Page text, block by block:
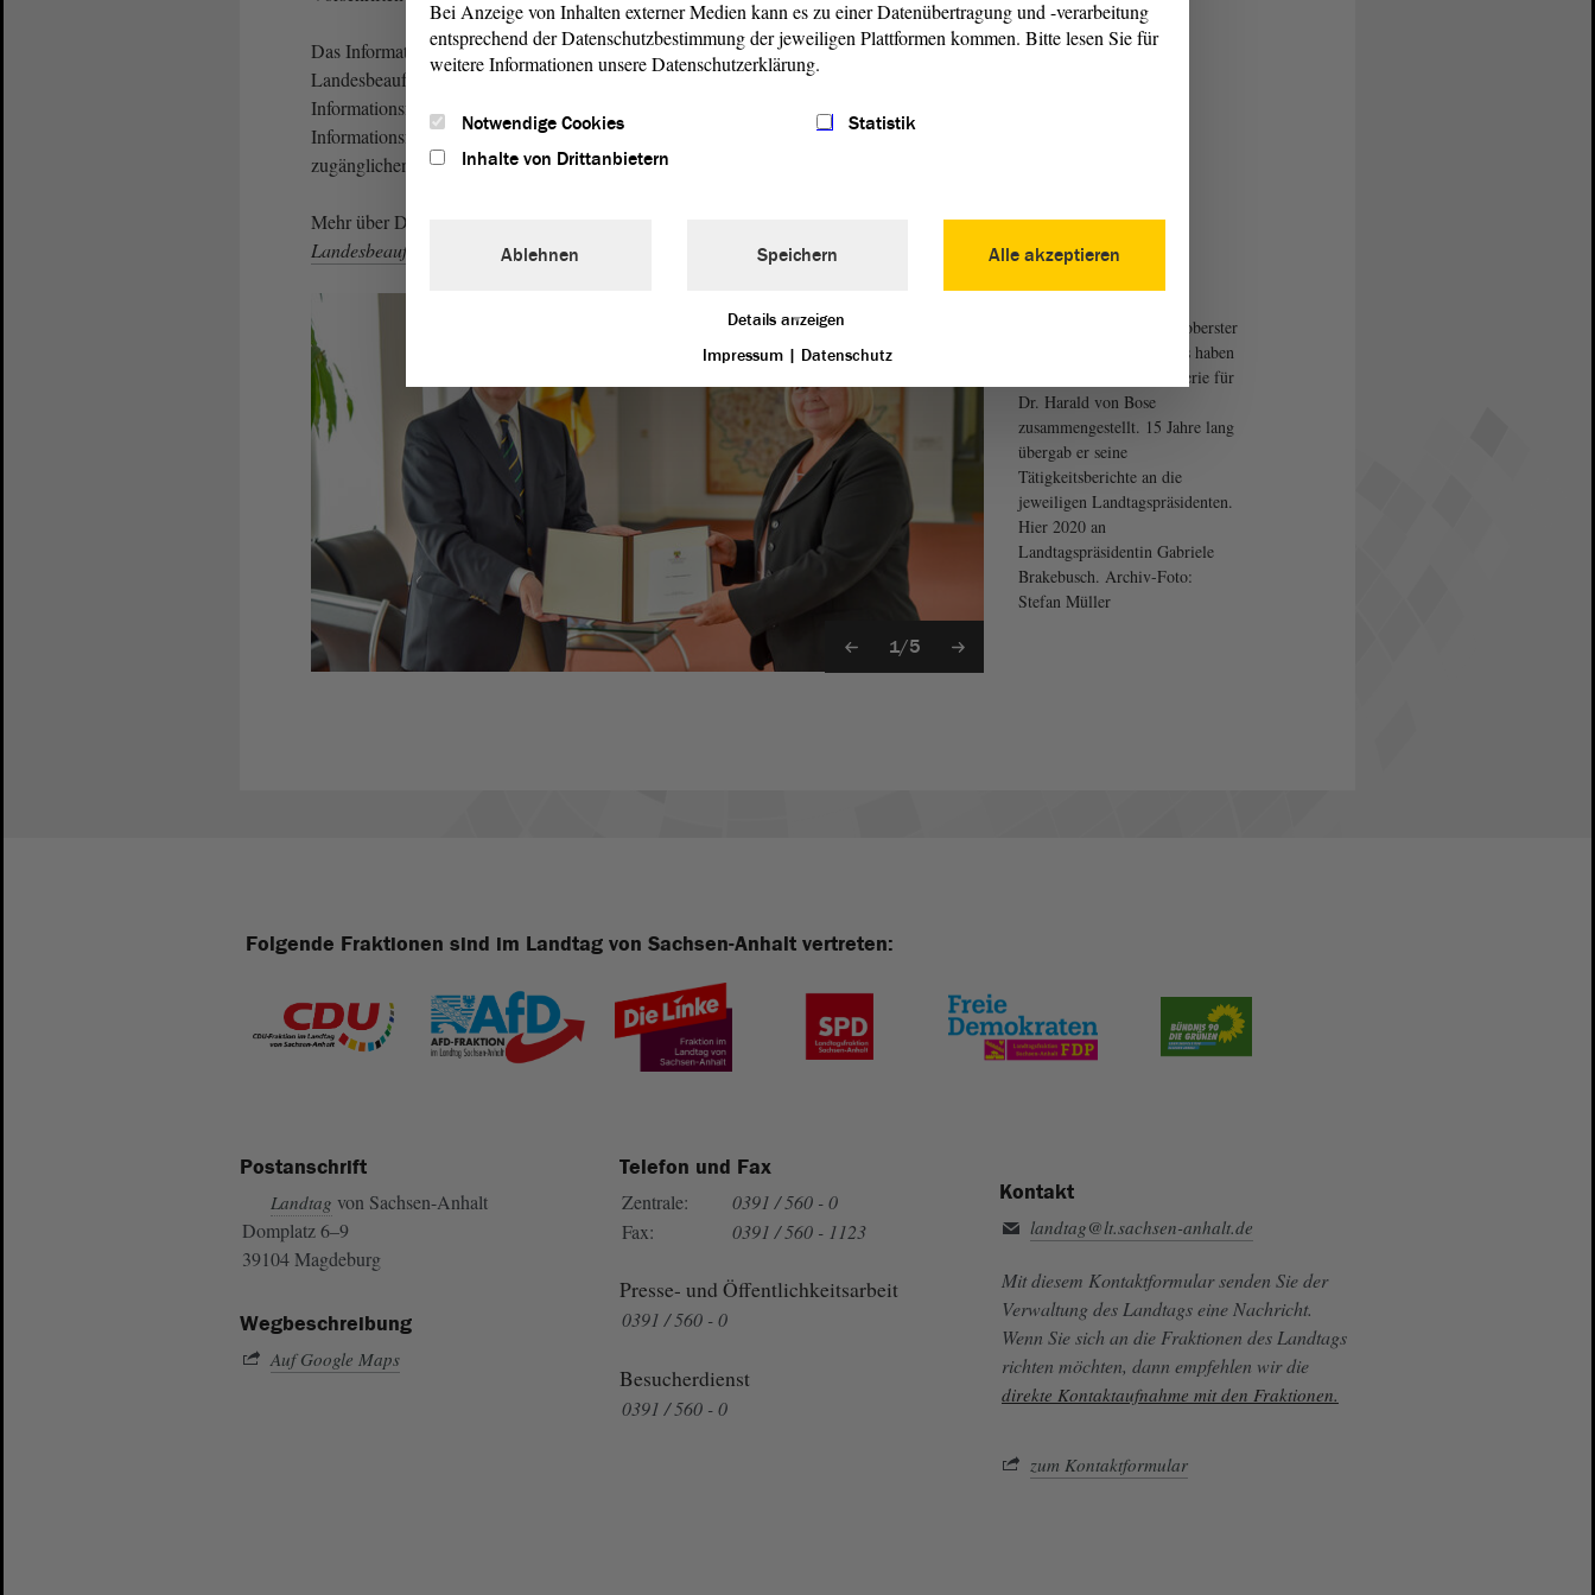
Das Informationszugangsgesetz Sachsen-​Anhalt (IZG LSA) überträgt dem
Landesbeauftragten für den Datenschutz die Aufgabe des Landesbeauftragten für die
Informationsfreiheit. Das in Art. 5 Abs. 1 S. 1 Grundgesetz (GG) verbürgte Recht auf
Informationsfreiheit gibt allen Menschen das Recht, sich ungehindert aus allgemein
zugänglichen Quellen zu unterrichten.
Mehr über Datenschutz und Informationsfreiheit erfahren Sie auf der
Internetseite des
Landesbeauftragten
1/5
langjährige Tätigkeit als oberster
Datenschützer des Landes haben
wir eine kleine Bildergalerie für
Dr. Harald von Bose
zusammengestellt. 15 Jahre lang
übergab er seine
Tätigkeitsberichte an die
jeweiligen Landtagspräsidenten.
Hier 2020 an
Landtagspräsidentin Gabriele
Brakebusch. Archiv-Foto:
Stefan Müller
Folgende Fraktionen sind im Landtag von Sachsen-Anhalt vertreten:
Postanschrift
Landtag von Sachsen-Anhalt
Domplatz 6–9
39104 Magdeburg
Wegbeschreibung
Auf Google Maps
Telefon und Fax
Zentrale:
0391 / 560 - 0
Fax:
0391 / 560 - 1123
Presse- und Öffentlichkeitsarbeit
0391 / 560 - 0
Besucherdienst
0391 / 560 - 0
Kontakt
landtag@lt.sachsen-anhalt.de
Mit diesem Kontaktformular senden Sie der
Verwaltung des Landtags eine Nachricht.
Wenn Sie sich an die Fraktionen des Landtags
richten möchten, dann empfehlen wir die
direkte Kontaktaufnahme mit den Fraktionen.
zum Kontaktformular
Bei Anzeige von Inhalten externer Medien kann es zu einer Datenübertragung und -verarbeitung
entsprechend der Datenschutzbestimmung der jeweiligen Plattformen kommen. Bitte lesen Sie für
weitere Informationen unsere Datenschutzerklärung.
Notwendige Cookies
Statistik
Inhalte von Drittanbietern
Alle akzeptieren
Ablehnen Speichern
Details anzeigen
Impressum | Datenschutz